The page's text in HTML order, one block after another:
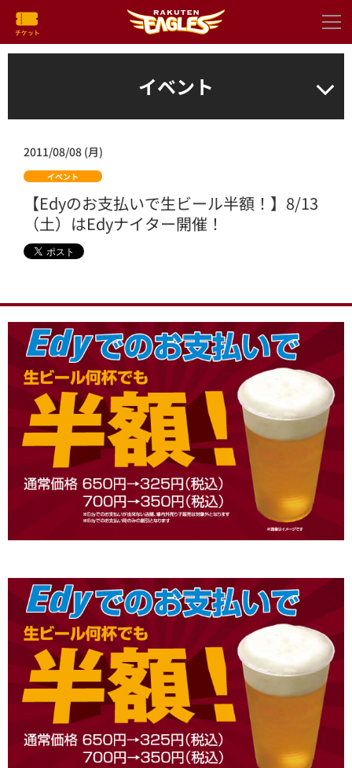
イベント
2011/08/08 (月)
イベント
【Edyのお支払いで生ビール半額！】8/13
（土）はEdyナイター開催！